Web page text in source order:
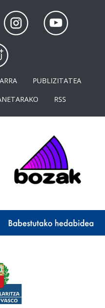
PUBLIZITATEA
RSS